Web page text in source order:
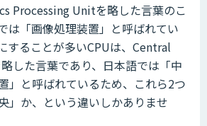
Processing Unitを略した言葉のこ
は「画像処理装置」と呼ばれてい
することが多いCPUは、Central
した言葉であり、日本語では「中
」と呼ばれているため、これら2つ
」か、という違いしかありませ